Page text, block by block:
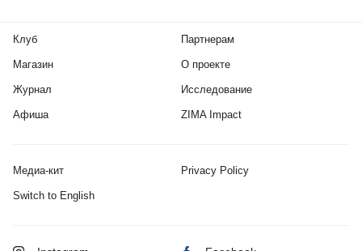
Клуб
Магазин
Журнал
Афиша
Партнерам
О проекте
Исследование
ZIMA Impact
Медиа-кит Privacy Policy
Switch to English